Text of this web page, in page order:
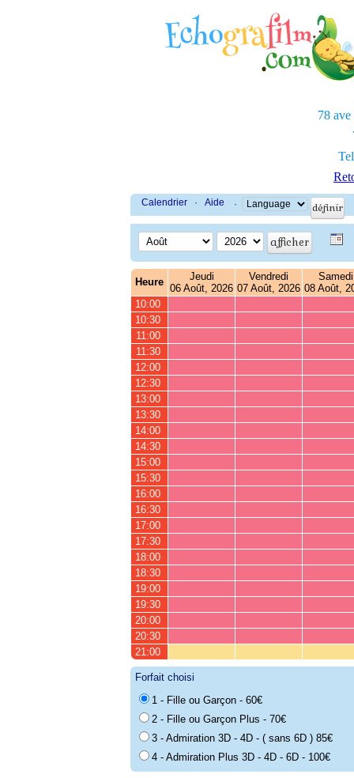
78 ave
Calendrier · Aide ·
Heure
Jeudi
06 Août, 2026
Vendredi
07 Août, 2026
Samedi
08 Août,
10:00
10:30
11:00
11:30
12:00
12:30
13:00
13:30
14:00
14:30
15:00
15:30
16:00
16:30
17:00
17:30
18:00
18:30
19:00
19:30
20:00
20:30
21:00
Forfait choisi
1 - Fille ou Garçon - 60€
2 - Fille ou Garçon Plus - 70€
3 - Admiration 3D - 4D - ( sans 6D ) 85€
4 - Admiration Plus 3D - 4D - 6D - 100€